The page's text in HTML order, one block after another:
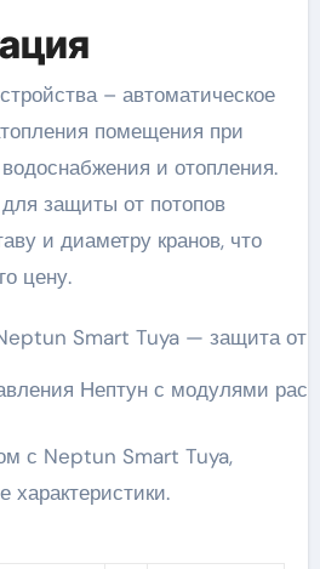
– автоматическое
помещения при
и отопления.
защиты от потопов
и диаметру кранов, что
цену.
Нептун с модулями
с Neptun Smart Tuya,
характеристики.